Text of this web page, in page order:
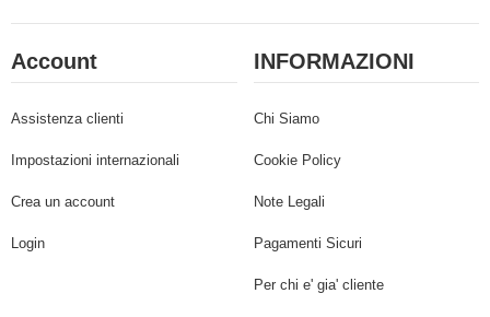
Account
Assistenza clienti
Impostazioni internazionali
Crea un account
Login
INFORMAZIONI
Chi Siamo
Cookie Policy
Note Legali
Pagamenti Sicuri
Per chi e' gia' cliente